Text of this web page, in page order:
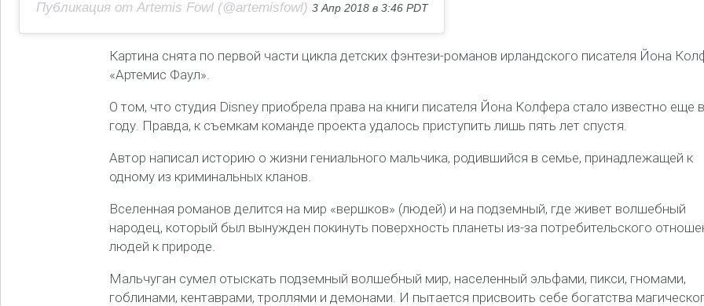
Публикация от Artemis Fowl (@artemisfowl) 3 Апр 2018 в 3:46 PDT
Картина снята по первой части цикла детских фэнтези-романов ирландского писателя Йона
«Артемис Фаул».
О том, что студия Disney приобрела права на книги писателя Йона Колфера стало известно еще
году. Правда, к съемкам команде проекта удалось приступить лишь пять лет спустя.
Автор написал историю о жизни гениального мальчика, родившийся в семье, принадлежащей к
одному из криминальных кланов.
Вселенная романов делится на мир «вершков» (людей) и на подземный, где живет волшебный
народец, который был вынужден покинуть поверхность планеты из-за потребительского
людей к природе.
Мальчуган сумел отыскать подземный волшебный мир, населенный эльфами, пикси, гномами,
гоблинами, кентаврами, троллями и демонами. И пытается присвоить себе богатства